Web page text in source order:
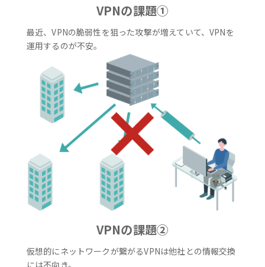
VPNの課題①
最近、VPNの脆弱性を狙った攻撃が増えていて、VPNを
運用するのが不安。
VPNの課題②
仮想的にネットワークが繋がるVPNは他社との情報交換